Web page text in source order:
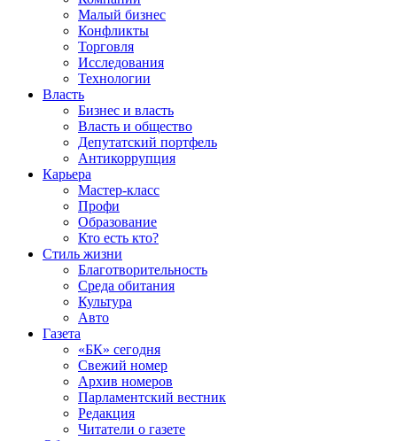
Малый бизнес
Конфликты
Торговля
Исследования
Технологии
Власть
Бизнес и власть
Власть и общество
Депутатский портфель
Антикоррупция
Карьера
Мастер-класс
Профи
Образование
Кто есть кто?
Стиль жизни
Благотворительность
Среда обитания
Культура
Авто
Газета
«БК» сегодня
Свежий номер
Архив номеров
Парламентский вестник
Редакция
Читатели о газете